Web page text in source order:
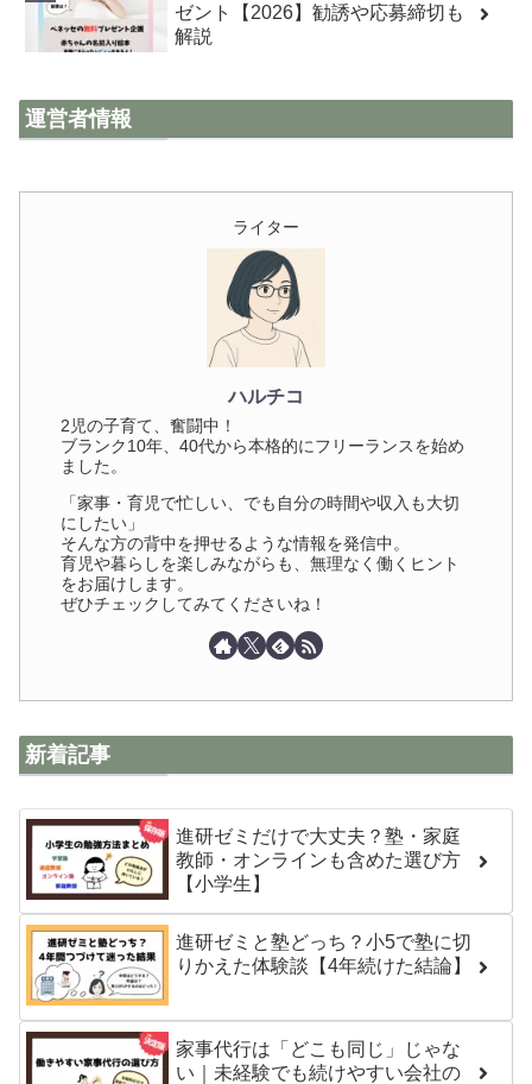
ゼント【2026】勧誘や応募締切も
解説
運営者情報
ライター
ハルチコ
2児の子育て、奮闘中！
ブランク10年、40代から本格的にフリーランスを始め
ました。
「家事・育児で忙しい、でも自分の時間や収入も大切
にしたい」
そんな方の背中を押せるような情報を発信中。
育児や暮らしを楽しみながらも、無理なく働くヒント
をお届けします。
ぜひチェックしてみてくださいね！
新着記事
進研ゼミだけで大丈夫？塾・家庭
教師・オンラインも含めた選び方
【小学生】
進研ゼミと塾どっち？小5で塾に切
りかえた体験談【4年続けた結論】
家事代行は「どこも同じ」じゃな
い｜未経験でも続けやすい会社の